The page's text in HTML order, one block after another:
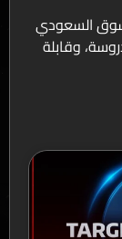
السعودي
وقابلة